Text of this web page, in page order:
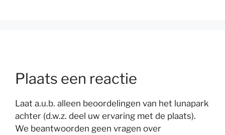
Plaats een reactie
Laat a.u.b. alleen beoordelingen van het lunapark
achter (d.w.z. deel uw ervaring met de plaats).
We beantwoorden geen vragen over